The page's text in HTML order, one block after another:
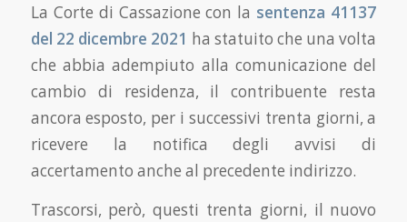
La Corte di Cassazione con la sentenza 41137
del 22 dicembre 2021 ha statuito che una volta
che abbia adempiuto alla comunicazione del
cambio di residenza, il contribuente resta
ancora esposto, per i successivi trenta giorni, a
ricevere la notifica degli avvisi di
accertamento anche al precedente indirizzo.
Trascorsi, però, questi trenta giorni, il nuovo